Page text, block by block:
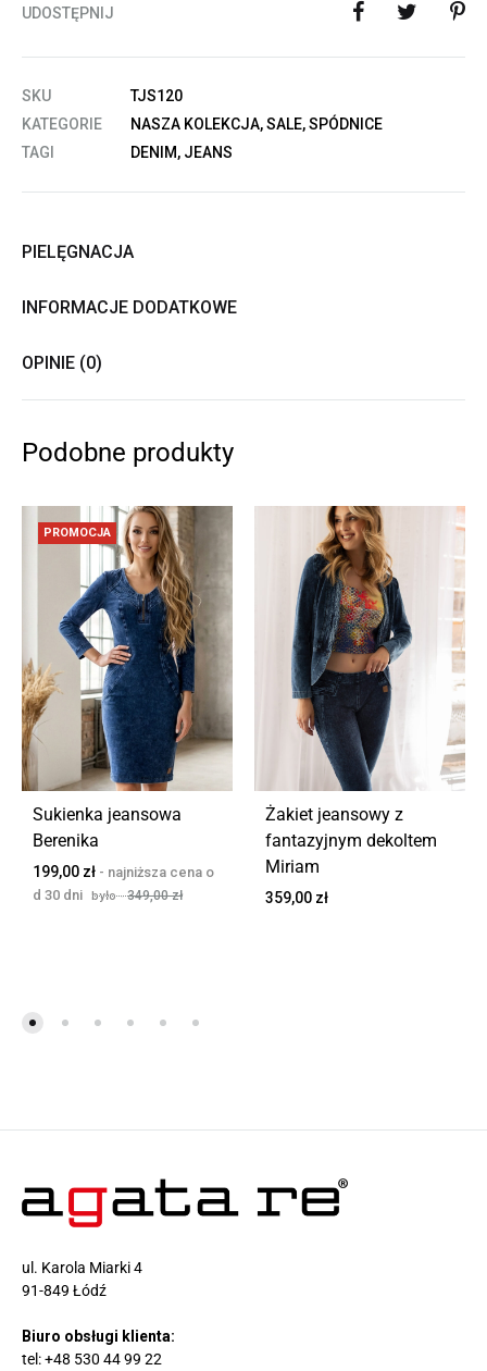
UDOSTĘPNIJ
SKU
TJS120
KATEGORIE
NASZA KOLEKCJA,SALE,SPÓDNICE
TAGI
DENIM, JEANS
PIELĘGNACJA
INFORMACJE DODATKOWE
OPINIE (0)
Podobne produkty
PROMOCJA
Sukienka jeansowa
Berenika
199,00 zł
349,00zł
Żakiet jeansowy z
fantazyjnym dekoltem
Miriam
359,00 zł
ul. Karola Miarki 4
91-849 Łódź
Biuro obsługi klienta:
tel:+48 530 44 99 22